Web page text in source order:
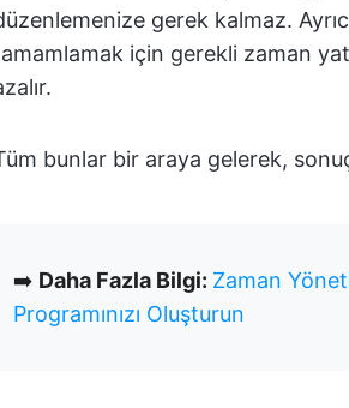
gerek kalmaz.
için gerekli zaman
bunlar bir araya gelerek,
➡️ Daha Fazla Bilgi: Zaman
Programınızı Oluşturun